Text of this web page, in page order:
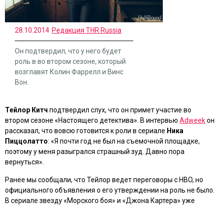
28.10.2014 Редакция THR Russia
Он подтвердил, что у него будет
роль в во втором сезоне, который
возглавят Колин Фаррелл и Винс
Вон.
Тейлор Китч подтвердил слух, что он примет участие во
втором сезоне «Настоящего детектива» . В интервью Adweekон
рассказал, что вовсю готовится к роли в сериале Ника
Пиццолатто: «Я почти год не был на съемочной площадке,
поэтому у меня разыгрался страшный зуд. Давно пора
вернуться».
Ранее мы сообщали, что Тейлор ведет переговоры с HBO, но
официального объявления о его утверждении на роль не было.
В сериале звезду«Морского боя» и «Джона Картера» уже